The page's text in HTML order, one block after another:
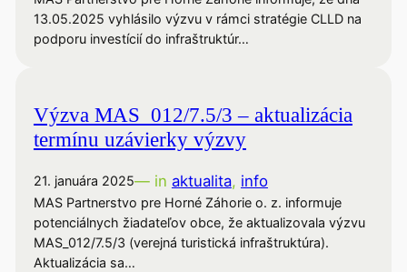
13.05.2025 vyhlásilo výzvu v rámci stratégie CLLD na
podporu investícií do infraštruktúr…
Výzva MAS_012/7.5/3 – aktualizácia
termínu uzávierky výzvy
21. januára 2025— in aktualita, info
MAS Partnerstvo pre Horné Záhorie o. z. informuje
potenciálnych žiadateľov obce, že aktualizovala výzvu
MAS_012/7.5/3 (verejná turistická infraštruktúra).
Aktualizácia sa…